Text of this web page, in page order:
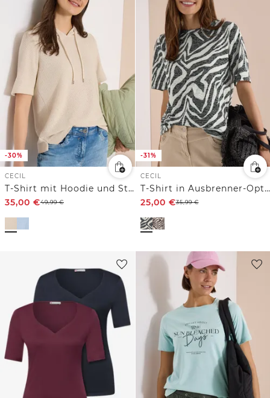
-30%
CECIL
T-Shirt mit Hoodie und Struktur
35,00 €49,99€
-31%
CECIL
T-Shirt in Ausbrenner-Optik
25,00 €35,99€